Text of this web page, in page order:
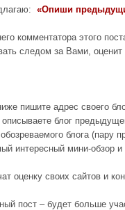
«Опиши
комментатора этого
следом за Вами,
пишите адрес своего
блог
блога (пару
интересный мини-обзор и
оценку своих сайтов и
пост – будет больше